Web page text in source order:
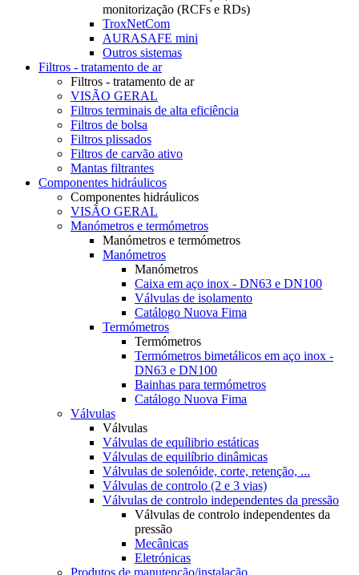
monitorização (RCFs e RDs)
TroxNetCom
AURASAFE mini
Outros sistemas
Filtros - tratamento de ar
Filtros - tratamento de ar
VISÃO GERAL
Filtros terminais de alta eficiência
Filtros de bolsa
Filtros plissados
Filtros de carvão ativo
Mantas filtrantes
Componentes hidráulicos
Componentes hidráulicos
VISÃO GERAL
Manómetros e termómetros
Manómetros e termómetros
Manómetros
Manómetros
Caixa em aço inox - DN63 e DN100
Válvulas de isolamento
Catálogo Nuova Fima
Termómetros
Termómetros
Termómetros bimetálicos em aço inox -
DN63 e DN100
Bainhas para termómetros
Catálogo Nuova Fima
Válvulas
Válvulas
Válvulas de equílibrio estáticas
Válvulas de equilíbrio dinâmicas
Válvulas de solenóide, corte, retenção, ...
Válvulas de controlo (2 e 3 vias)
Válvulas de controlo independentes da pressão
Válvulas de controlo independentes da
pressão
Mecânicas
Eletrónicas
Produtos de manutenção/instalação